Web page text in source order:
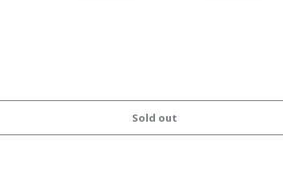
Sold out